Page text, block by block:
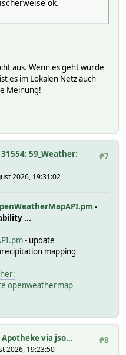
ok.
aus. Wenn es geht würde
es im Lokalen Netz auch
Meinung!
#7
59_Weather:
2026, 19:31:02
-
...
- update
mapping
openweathermap
#8
via jso...
2026, 19:23:50